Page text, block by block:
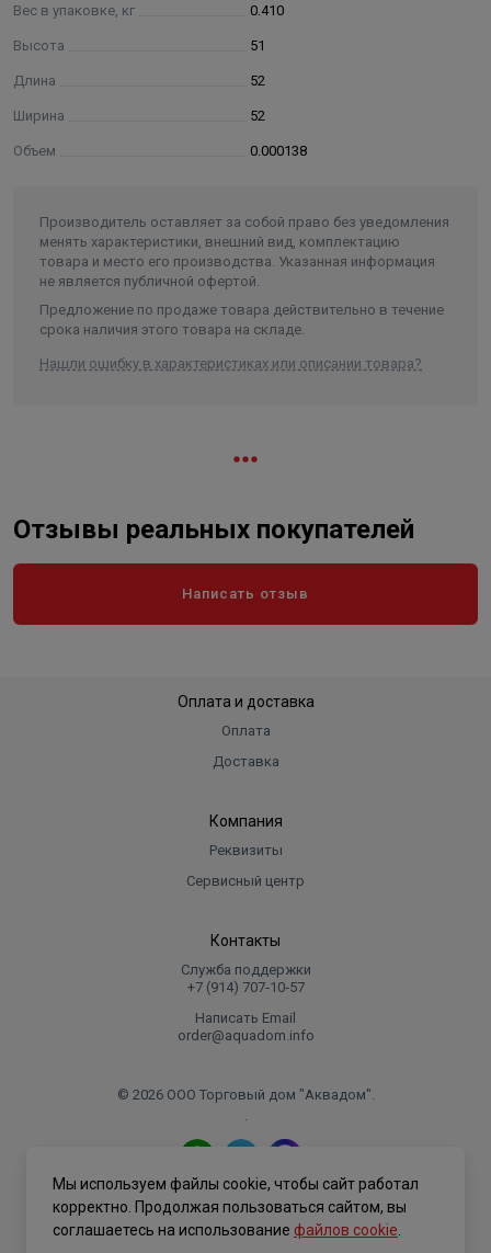
Вес в упаковке, кг 0.410
Высота 51
Длина 52
Ширина 52
Объем 0.000138
Производитель оставляет за собой право без уведомления
менять характеристики, внешний вид, комплектацию
товара и место его производства. Указанная информация
не является публичной офертой.
Предложение по продаже товара действительно в течение
срока наличия этого товара на складе.
Нашли ошибку в характеристиках или описании товара?
Отзывы реальных покупателей
Написать отзыв
Оплата и доставка
Оплата
Доставка
Компания
Реквизиты
Сервисный центр
Контакты
Служба поддержки
+7 (914) 707‑10‑57
Написать Email
order@aquadom.info
© 2026 ООО Торговый дом "Аквадом".
.
Политика конфиденциальности
Мы используем файлы cookie, чтобы сайт работал
корректно. Продолжая пользоваться сайтом, вы
соглашаетесь на использование файлов cookie